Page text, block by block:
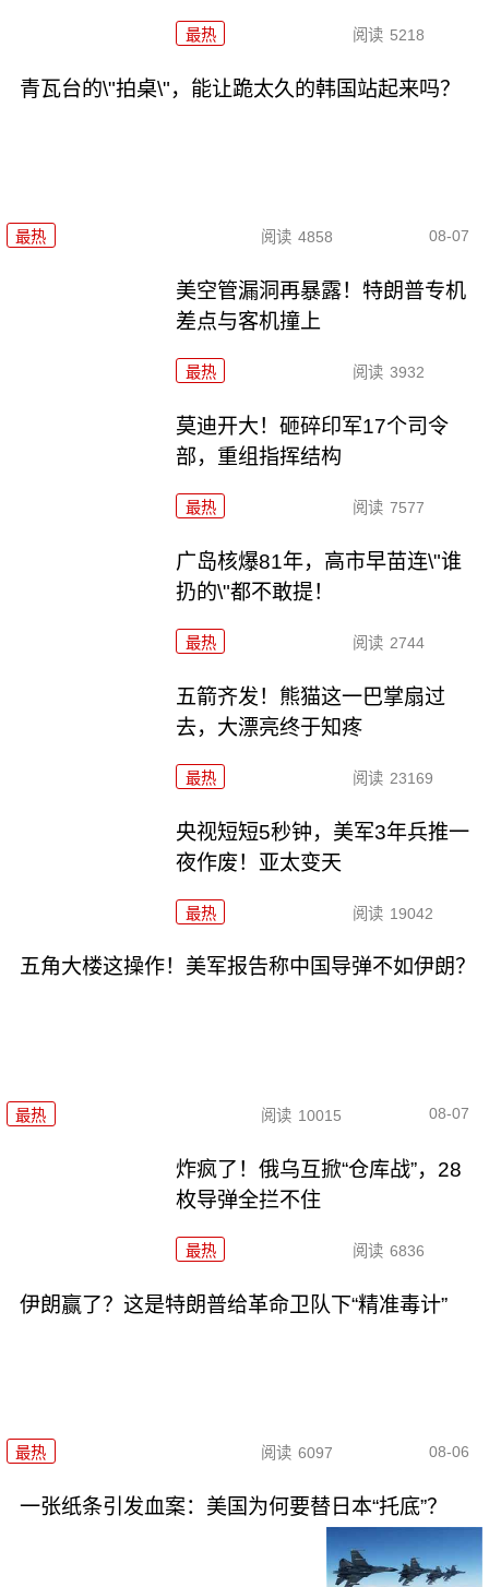
最热 阅读 5218
青瓦台的\"拍桌\"，能让跪太久的韩国站起来吗？
最热 阅读 4858 08-07
美空管漏洞再暴露！特朗普专机
差点与客机撞上
最热 阅读 3932
莫迪开大！砸碎印军17个司令
部，重组指挥结构
最热 阅读 7577
广岛核爆81年，高市早苗连\"谁
扔的\"都不敢提！
最热 阅读 2744
五箭齐发！熊猫这一巴掌扇过
去，大漂亮终于知疼
最热 阅读 23169
央视短短5秒钟，美军3年兵推一
夜作废！亚太变天
最热 阅读 19042
五角大楼这操作！美军报告称中国导弹不如伊朗？
最热 阅读 10015 08-07
炸疯了！俄乌互掀“仓库战”，28
枚导弹全拦不住
最热 阅读 6836
伊朗赢了？这是特朗普给革命卫队下“精准毒计”
最热 阅读 6097 08-06
一张纸条引发血案：美国为何要替日本“托底”？